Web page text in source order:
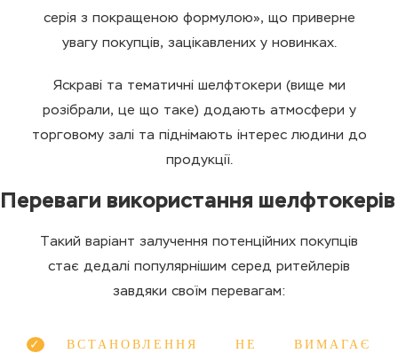
серія з покращеною формулою», що приверне
увагу покупців, зацікавлених у новинках.
Яскраві та тематичні шелфтокери (вище ми
розібрали, це що таке) додають атмосфери у
торговому залі та піднімають інтерес людини до
продукції.
Переваги використання шелфтокерів
Такий варіант залучення потенційних покупців
стає дедалі популярнішим серед ритейлерів
завдяки своїм перевагам:
ВСТАНОВЛЕННЯ НЕ ВИМАГАЄ